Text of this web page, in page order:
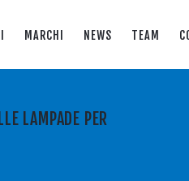
MARCHI NEWS TEAM
LAMPADE PER